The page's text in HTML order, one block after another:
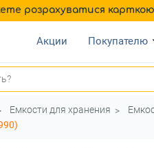
розрахуватися карткою
Акции Покупателю
Емкости для хранения